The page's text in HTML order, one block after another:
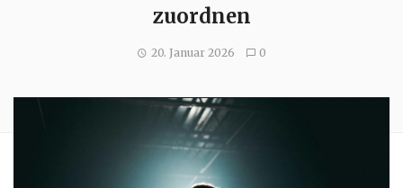
zuordnen
20. Januar 2026 0